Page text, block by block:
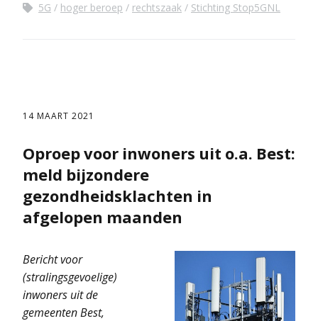
5G
hoger beroep rechtszaak Stichting Stop5GNL
14 MAART 2021
Oproep voor inwoners uit o.a. Best:
meld bijzondere
gezondheidsklachten in
afgelopen maanden
Bericht voor
(stralingsgevoelige)
inwoners uit de
gemeenten Best,